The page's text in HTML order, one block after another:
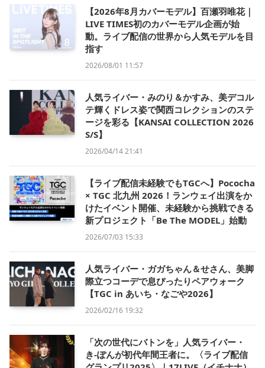
【2026年8月カバーモデル】百瀬羽唯花｜
LIVE TIMES初のカバーモデル企画が始
動。ライブ配信の世界から人気モデルを目
指す
2026/08/01 11:57
人気ライバー・みのり＆かすみ、美デコル
テ輝くドレス姿で関西コレクションのステ
ージを彩る【KANSAI COLLECTION 2026
S/S】
2026/04/14 21:41
【ライブ配信未経験でもTGCへ】Pococha
× TGC 北九州 2026！ランウェイ出演をか
けたイベント開催、未経験から挑戦できる
新プロジェクト「Be The MODEL」始動
2026/07/03 15:33
人気ライバー・ガガちゃん＆せさん、美脚
際立つコーデで息ぴったりペアウォーク
【TGC in あいち・なごや2026】
2026/02/16 19:32
「次の世代にバトンを」人気ライバー・
き-ぽんが初代年間王者に。〈ライブ配信